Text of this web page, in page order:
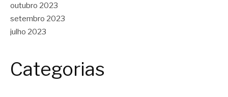
outubro 2023
setembro 2023
julho 2023
Categorias